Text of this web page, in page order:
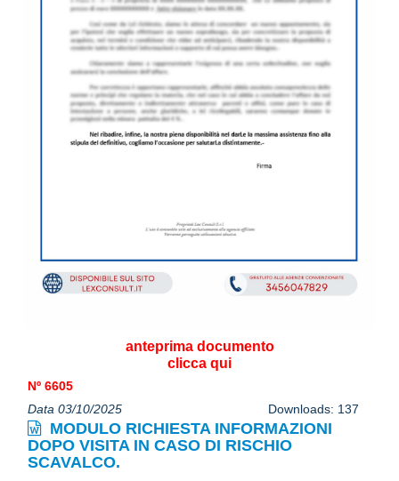
anteprima documento
clicca qui
Nº 6605
Data 03/10/2025
Downloads: 137
MODULO RICHIESTA INFORMAZIONI
DOPO VISITA IN CASO DI RISCHIO
SCAVALCO.